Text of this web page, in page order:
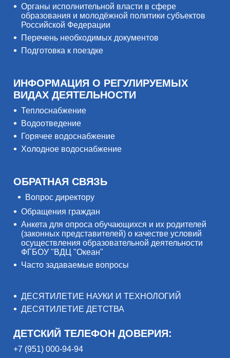
Органы исполнительной власти в сфере
образования и молодёжной политики субъектов
Российской Федерации
Перечень необходимых документов
Подготовка к поездке
ИНФОРМАЦИЯ О РЕГУЛИРУЕМЫХ
ВИДАХ ДЕЯТЕЛЬНОСТИ
Теплоснабжение
Водоотведение
Горячее водоснабжение
Холодное водоснабжение
ОБРАТНАЯ СВЯЗЬ
Вопрос директору
Обращения граждан
Анкета для опроса обучающихся и их родителей
(законных представителей) о качестве условий
осуществления образовательной деятельности
ФГБОУ "ВДЦ "Океан"
Часто задаваемые вопросы
ДЕСЯТИЛЕТИЕ НАУКИ И ТЕХНОЛОГИЙ
ДЕСЯТИЛЕТИЕ ДЕТСТВА
ДЕТСКИЙ ТЕЛЕФОН ДОВЕРИЯ:
+7 (951) 000-94-94